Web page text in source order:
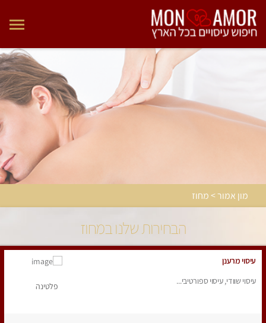
מון אמור > מחוז
הבחירות שלנו במחוז
עיסוי מרענן
עיסוי שוודי, עיסוי ספורטיבי...
פלטינה